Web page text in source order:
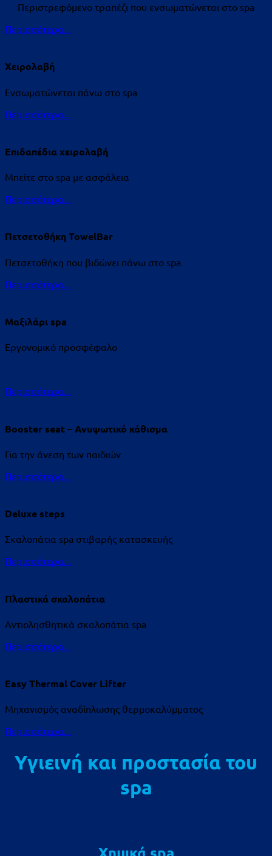
Περιστρεφόμενο τραπέζι που ενσωματώνεται στο spa
Περισσότερα...
Χειρολαβή
Ενσωματώνεται πάνω στο spa
Περισσότερα...
Επιδαπέδια χειρολαβή
Μπείτε στο spa με ασφάλεια
Περισσότερα...
Πετσετοθήκη TowelBar
Πετσετοθήκη που βιδώνει πάνω στο spa
Περισσότερα...
Μαξιλάρι spa
Εργονομικό προσφέφαλο
Περισσότερα...
Booster seat – Ανυψωτικό κάθισμα
Για την άνεση των παιδιών
Περισσότερα...
Deluxe steps
Σκαλοπάτια spa στιβαρής κατασκευής
Περισσότερα...
Πλαστικά σκαλοπάτια
Αντιολησθητικά σκαλοπάτια spa
Περισσότερα...
Easy Thermal Cover Lifter
Μηχανισμός αναδίπλωσης θερμοκαλύμματος
Περισσότερα...
Υγιεινή και προστασία του
spa